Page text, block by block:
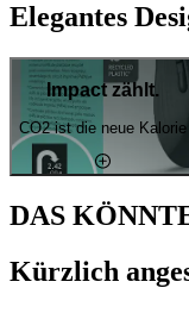
Elegantes
Impact zählt.
CO2 ist die neue Kalorie
DAS
Kürzlich